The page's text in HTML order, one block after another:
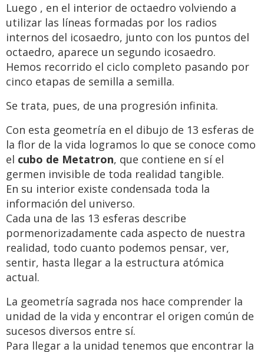
Luego , en el interior de octaedro volviendo a
utilizar las líneas formadas por los radios
internos del icosaedro, junto con los puntos del
octaedro, aparece un segundo icosaedro.
Hemos recorrido el ciclo completo pasando por
cinco etapas de semilla a semilla.
Se trata, pues, de una progresión infinita.
Con esta geometría en el dibujo de 13 esferas de
la flor de la vida logramos lo que se conoce como
el cubo de Metatron, que contiene en sí el
germen invisible de toda realidad tangible.
En su interior existe condensada toda la
información del universo.
Cada una de las 13 esferas describe
pormenorizadamente cada aspecto de nuestra
realidad, todo cuanto podemos pensar, ver,
sentir, hasta llegar a la estructura atómica
actual.
La geometría sagrada nos hace comprender la
unidad de la vida y encontrar el origen común de
sucesos diversos entre sí.
Para llegar a la unidad tenemos que encontrar la